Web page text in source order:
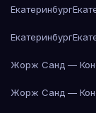
Екатеринбург
Екатеринбург
Жорж Санд —
Жорж Санд —